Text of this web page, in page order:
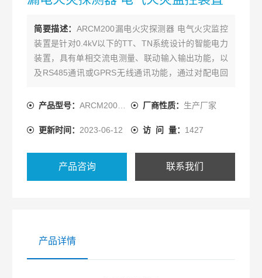
简要描述： ARCM200漏电火灾探测器 电气火灾监控
装置是针对0.4kV以下的TT、TN系统设计的智能电力
装置，具有单相交流电测量、联动输入输出功能，以
及RS485通讯或GPRS无线通讯功能，通过对配电回
管理。
产品型号：ARCM200BL-J1 厂商性质： 生产厂家
更新时间： 2023-06-12 访 问 量： 1427
产品咨询 联系我们
产品详情